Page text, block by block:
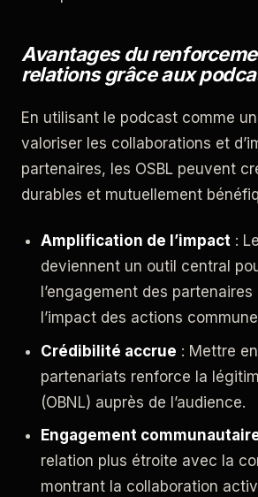
Avantages du
relations grâce aux
En utilisant le podcast comme
valoriser les collaborations et
partenaires, les OSBL peuvent
durables et mutuellement
Amplification de l’impact :
deviennent un outil central
l’engagement des
l’impact des actions
Crédibilité accrue : Mettre
partenariats renforce la
(OBNL) auprès de l’audience.
Engagement
relation plus étroite avec la
montrant la collaboration